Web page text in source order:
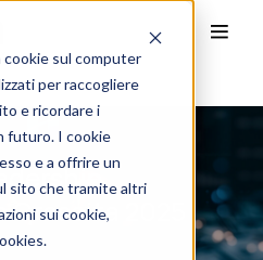
sul computer
per raccogliere
e ricordare i
futuro. I cookie
e a offrire un
sito che tramite altri
sui cookie,
e Crescita 2025
2025